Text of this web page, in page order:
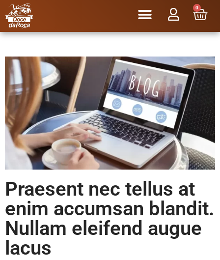
0
Praesent nec tellus at
enim accumsan blandit.
Nullam eleifend augue
lacus